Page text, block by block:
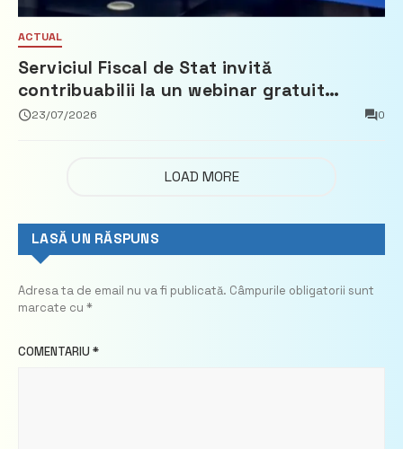
ACTUAL
Serviciul Fiscal de Stat invită
contribuabilii la un webinar gratuit
privind calculul impozitului pe bunurile
23/07/2026 0
LOAD MORE
LASĂ UN RĂSPUNS
Adresa ta de email nu va fi publicată. Câmpurile obligatorii sunt
marcate cu *
COMENTARIU *